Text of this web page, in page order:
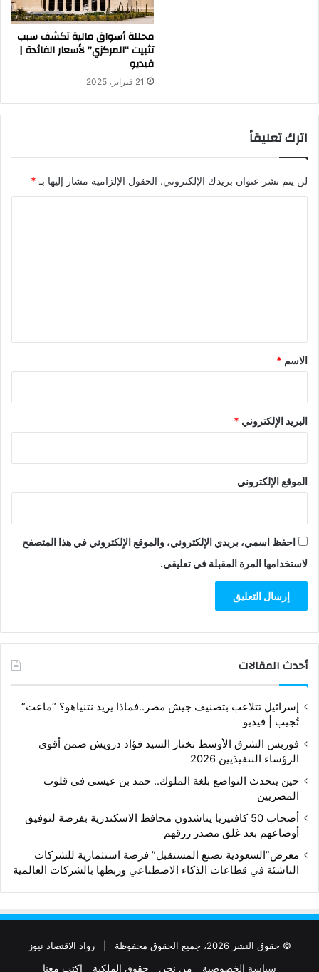
محللة أسواق مالية تكشف سبب
تثبيت “المركزي” لأسعار الفائدة |
فيديو
21 فبراير، 2025
اترك تعليقاً
لن يتم نشر عنوان بريدك الإلكتروني. الحقول الإلزامية مشار إليها بـ *
*
الاسم *
البريد الإلكتروني *
الموقع الإلكتروني
احفظ اسمي، بريدي الإلكتروني، والموقع الإلكتروني في هذا المتصفح
لاستخدامها المرة المقبلة في تعليقي.
أحدث المقالات
إسرائيل تتلاعب بتصنيف جيش مصر..فماذا يريد نتنياهو؟ “ماعت”
تُجيب | فيديو
فوربس الشرق الأوسط تختار السيد فؤاد درويش ضمن أقوى
الرؤساء التنفيذيين 2026
حين يتحدث التواضع بلغة الملوك.. حمد بن عيسى في قلوب
المصريين
أصحاب 50 كافتيريا يناشدون محافظ الاسكندرية بفرصة لتوفيق
أوضاعهم بعد غلق مصدر رزقهم
معرض”السعودية تصنع المستقبل” فرصة استثمارية للشركات
الناشئة في قطاعات الذكاء الاصطناعي وربطها بالشركات العالمية
© حقوق النشر 2026، جميع الحقوق محفوظة | رواد الاقتصاد نيوز
سياسة الخصوصية من نحن حقوق الملكية اكتب معنا